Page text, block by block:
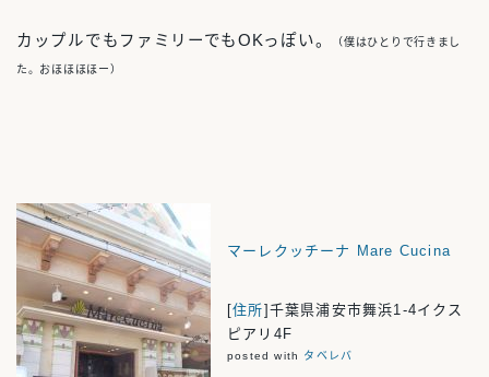
カップルでもファミリーでもOKっぽい。 （僕はひとりで行きまし
た。おほほほほー）
マーレクッチーナ Mare Cucina
[住所]千葉県浦安市舞浜1‐4イクス
ピアリ4F
posted with タベレバ